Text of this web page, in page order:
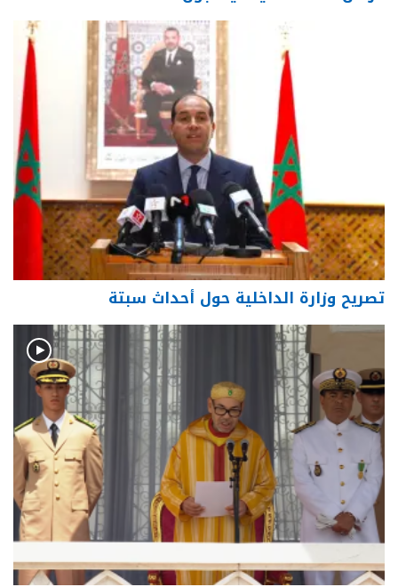
تصريح وزارة الداخلية حول أحداث سبتة